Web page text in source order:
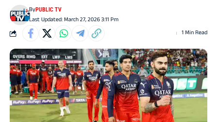
Last Updated: March 27, 2026 3:11 Pm
ByPUBLIC TV
1 Min Read